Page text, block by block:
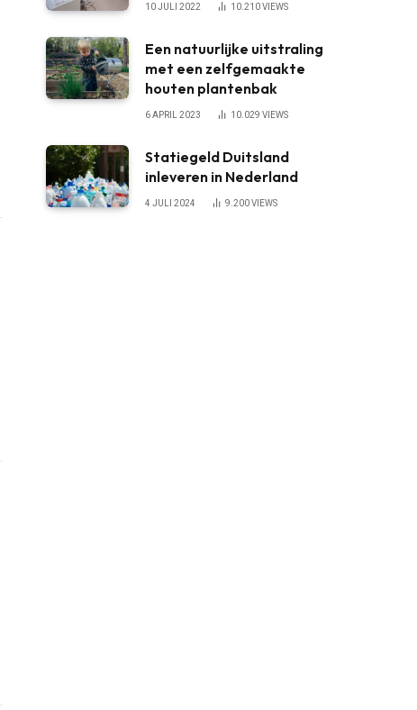
10 JULI 2022 10.210VIEWS
Een natuurlijke uitstraling
met een zelfgemaakte
houten plantenbak
6 APRIL 2023 10.029 VIEWS
Statiegeld Duitsland
inleveren in Nederland
4 JULI 2024 9.200VIEWS